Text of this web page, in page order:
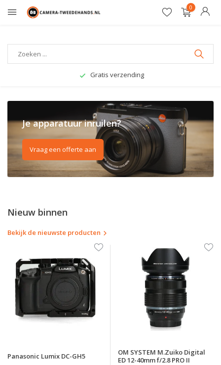
0
Gratis verzending
Je apparatuur inruilen?
Vraag een offerte aan
Nieuw binnen
Bekijk de nieuwste producten
Panasonic Lumix DC-GH5
OM SYSTEM M.Zuiko Digital
ED 12-40mm f/2.8 PRO II